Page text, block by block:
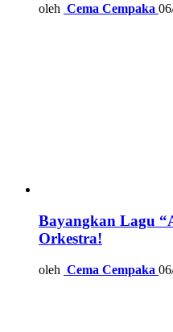
oleh Cema Cempaka
Bayangkan Lagu
Orkestra!
oleh Cema Cempaka